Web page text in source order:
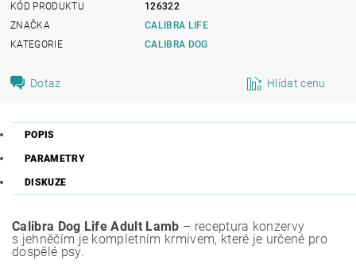
KÓD PRODUKTU
126322
ZNAČKA
CALIBRA LIFE
KATEGORIE
CALIBRA DOG
Dotaz Hlídat cenu
POPIS
PARAMETRY
DISKUZE
Calibra Dog LifeAdult Lamb – receptura konzervy
s jehněčím je kompletním krmivem, které je určené pro
dospělé psy.